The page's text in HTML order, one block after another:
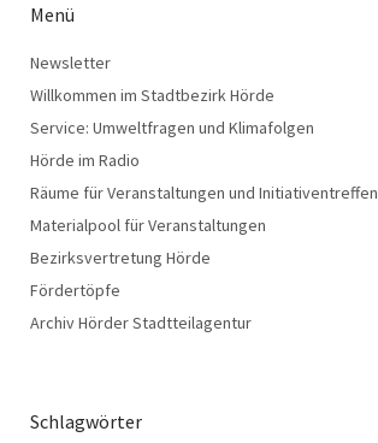
Menü
Newsletter
Willkommen im Stadtbezirk Hörde
Service: Umweltfragen und Klimafolgen
Hörde im Radio
Räume für Veranstaltungen und Initiativentreffen
Materialpool für Veranstaltungen
Bezirksvertretung Hörde
Fördertöpfe
Archiv Hörder Stadtteilagentur
Schlagwörter